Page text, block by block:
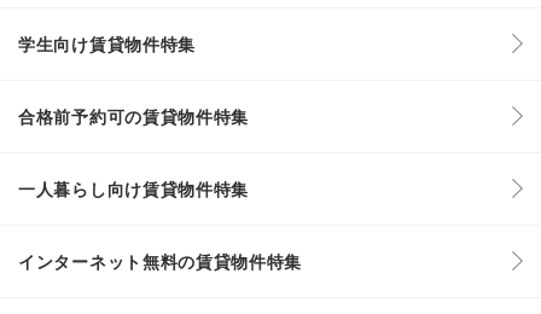
学生向け賃貸物件特集
合格前予約可の賃貸物件特集
一人暮らし向け賃貸物件特集
インターネット無料の賃貸物件特集